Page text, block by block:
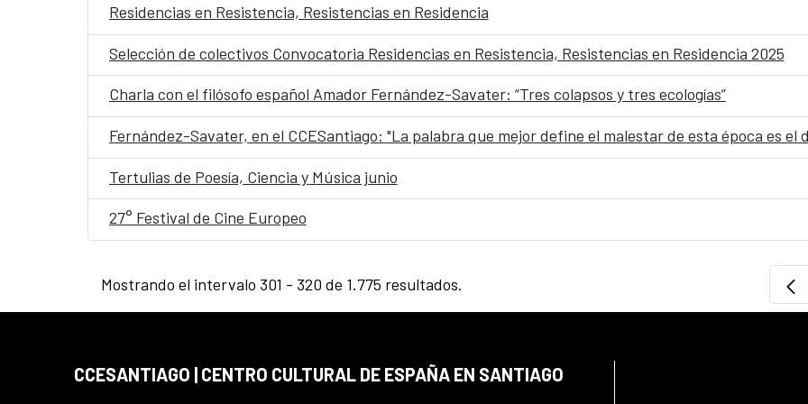
Residencias en Resistencia, Resistencias en Residencia
Selección de colectivos Convocatoria Residencias en Resistencia, Resistencias en Residencia 2025
Charla con el filósofo español Amador Fernández-Savater: “Tres colapsos y tres ecologías”
Fernández-Savater, en el CCESantiago: "La palabra que mejor define el malestar de esta época es el
Tertulias de Poesía, Ciencia y Música junio
27° Festival de Cine Europeo
Mostrando el intervalo 301 - 320 de 1.775 resultados.
CCESANTIAGO | CENTRO CULTURAL DE ESPAÑA EN SANTIAGO